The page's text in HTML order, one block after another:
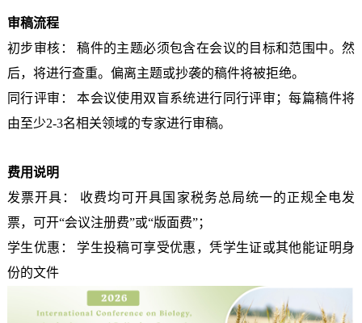
审稿流程
初步审核： 稿件的主题必须包含在会议的目标和范围中。然
后，将进行查重。偏离主题或抄袭的稿件将被拒绝。
同行评审： 本会议使用双盲系统进行同行评审；每篇稿件将
由至少2-3名相关领域的专家进行审稿。
费用说明
发票开具： 收费均可开具国家税务总局统一的正规全电发
票，可开“会议注册费”或“版面费”；
学生优惠： 学生投稿可享受优惠，凭学生证或其他能证明身
份的文件